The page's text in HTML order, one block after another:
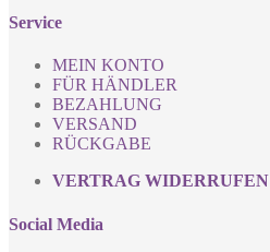
Service
MEIN KONTO
FÜR HÄNDLER
BEZAHLUNG
VERSAND
RÜCKGABE
VERTRAG WIDERRUFEN
Social Media